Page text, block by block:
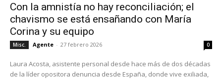
Con la amnistía no hay reconciliación; el
chavismo se está ensañando con María
Corina y su equipo
Misc. Agente - 27 febrero 2026 0
Laura Acosta, asistente personal desde hace más de dos décadas
de la líder opositora denuncia desde España, donde vive exiliada,